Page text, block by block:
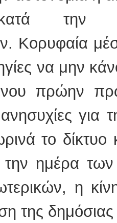
την
Κορυφαία
να μην
πρώην
για
το δίκτυο
την ημέρα
η
της